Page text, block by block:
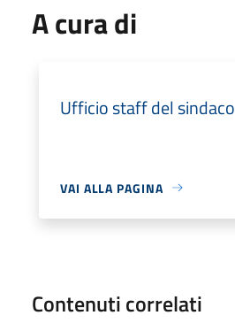
A cura di
Ufficio staff del sindaco
VAI ALLA PAGINA
Contenuti correlati